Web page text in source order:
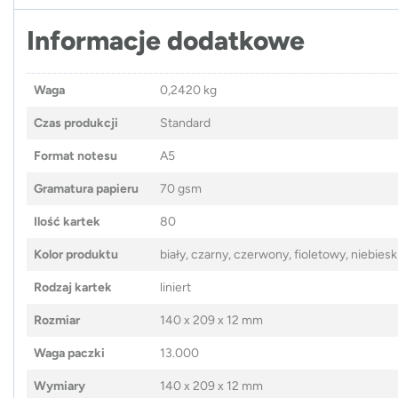
Informacje dodatkowe
Waga 0,2420 kg
Czas produkcji Standard
Format notesu A5
Gramatura papieru 70 gsm
Ilość kartek 80
Kolor produktu biały, czarny, czerwony, fioletowy,
Rodzaj kartek liniert
Rozmiar 140 x 209 x 12 mm
Waga paczki 13.000
Wymiary 140 x 209 x 12 mm